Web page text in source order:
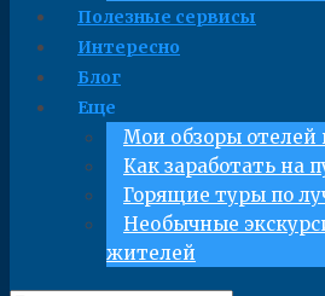
Полезные сервисы
Интересно
Блог
Еще
Мои обзоры отелей
Как заработать на
Горящие туры по
Необычные
жителей